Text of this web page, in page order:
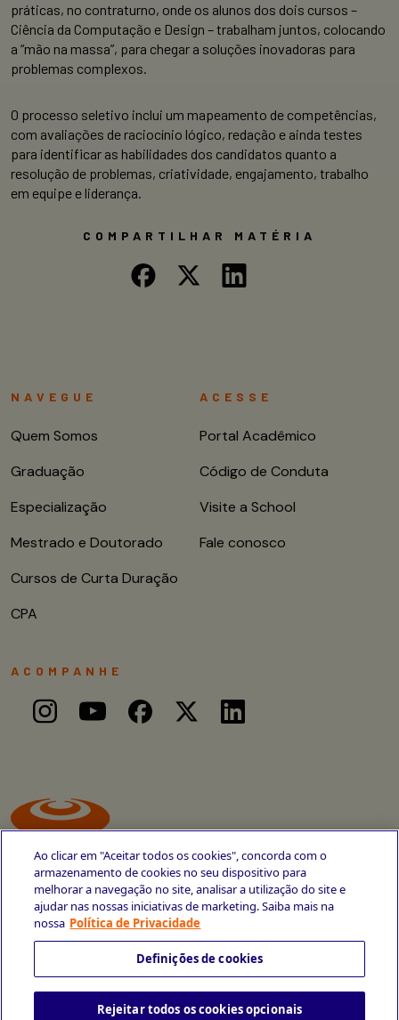
práticas, no contraturno, onde os alunos dos dois cursos –
Ciência da Computação e Design – trabalham juntos, colocando
a “mão na massa”, para chegar a soluções inovadoras para
problemas complexos.
O processo seletivo inclui um mapeamento de competências,
com avaliações de raciocínio lógico, redação e ainda testes
para identificar as habilidades dos candidatos quanto a
resolução de problemas, criatividade, engajamento, trabalho
em equipe e liderança.
COMPARTILHAR MATÉRIA
Avenida Cais do Apolo, 77
+55 81 3419-6700
NAVEGUE
Quem Somos
Graduação
Especialização
Mestrado e Doutorado
Cursos de Curta Duração
CPA
ACESSE
Portal Acadêmico
Código de Conduta
Visite a School
Fale conosco
ACOMPANHE
Ao clicar em "Aceitar todos os cookies", concorda com o
armazenamento de cookies no seu dispositivo para
melhorar a navegação no site, analisar a utilização do site e
ajudar nas nossas iniciativas de marketing. Saiba mais na
nossa Política de Privacidade
Definições de cookies
Rejeitar todos os cookies opcionais